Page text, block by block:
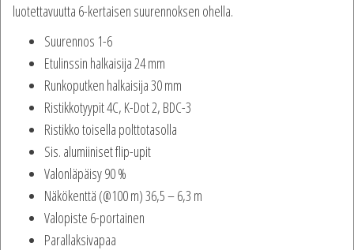
luotettavuutta 6-kertaisen suurennoksen ohella.
Suurennos 1-6
Etulinssin halkaisija 24 mm
Runkoputken halkaisija 30 mm
Ristikkotyypit 4C, K-Dot 2, BDC-3
Ristikko toisella polttotasolla
Sis. alumiiniset flip-upit
Valonläpäisy 90 %
Näkökenttä (@100 m) 36,5 – 6,3 m
Valopiste 6-portainen
Parallaksivapaa